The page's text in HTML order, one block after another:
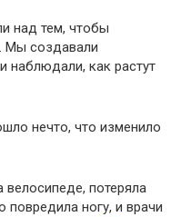
над тем, чтобы
Мы создавали
наблюдали, как растут
нечто, что изменило
потеряла
повредила ногу, и врачи